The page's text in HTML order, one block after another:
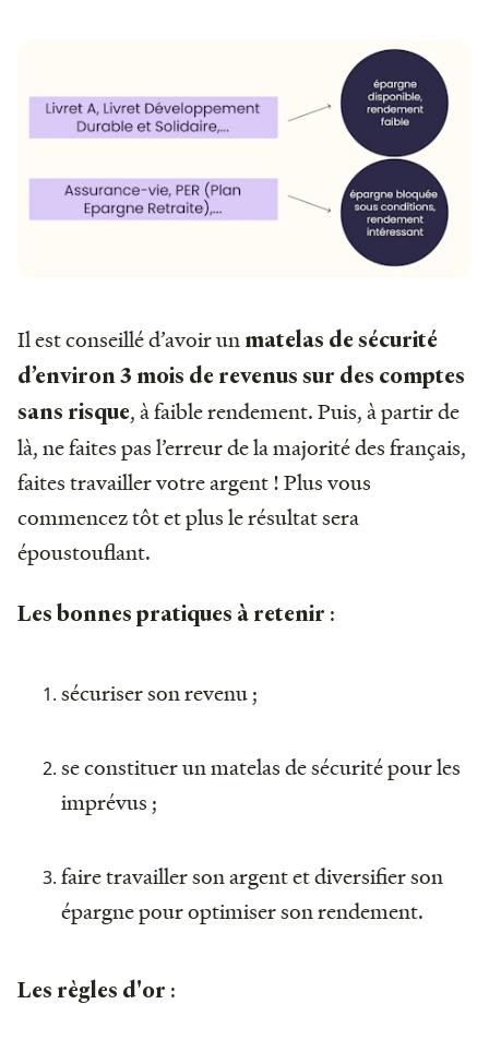
Il est conseillé d’avoir un matelas de sécurité
d’environ 3 mois de revenus sur des comptes
sans risque, à faible rendement. Puis, à partir de
là, ne faites pas l’erreur de la majorité des français,
faites travailler votre argent ! Plus vous
commencez tôt et plus le résultat sera
époustouflant.
Les bonnes pratiques à retenir :
sécuriser son revenu ;
se constituer un matelas de sécurité pour les
imprévus ;
faire travailler son argent et diversifier son
épargne pour optimiser son rendement.
Les règles d'or :